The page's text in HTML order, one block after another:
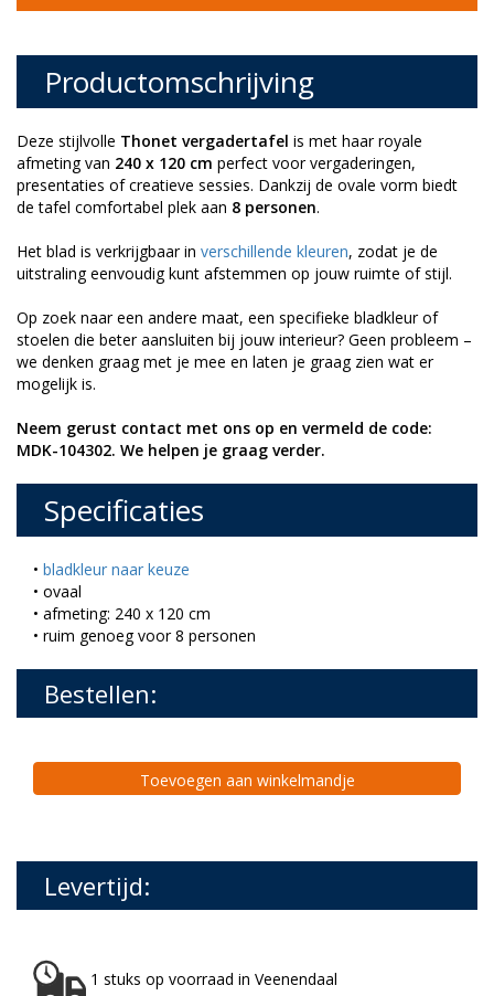
Productomschrijving
Deze stijlvolle Thonet vergadertafel is met haar royale
afmeting van 240 x 120 cm perfect voor vergaderingen,
presentaties of creatieve sessies. Dankzij de ovale vorm biedt
de tafel comfortabel plek aan 8 personen.
Het blad is verkrijgbaar in verschillende kleuren, zodat je de
uitstraling eenvoudig kunt afstemmen op jouw ruimte of stijl.
Op zoek naar een andere maat, een specifieke bladkleur of
stoelen die beter aansluiten bij jouw interieur? Geen probleem –
we denken graag met je mee en laten je graag zien wat er
mogelijk is.
Neem gerust contact met ons op en vermeld de code:
MDK-104302. We helpen je graag verder.
Specificaties
• bladkleur naar keuze
• ovaal
• afmeting: 240 x 120 cm
• ruim genoeg voor 8 personen
Bestellen:
Toevoegen aan winkelmandje
Levertijd:
1 stuks op voorraad in Veenendaal